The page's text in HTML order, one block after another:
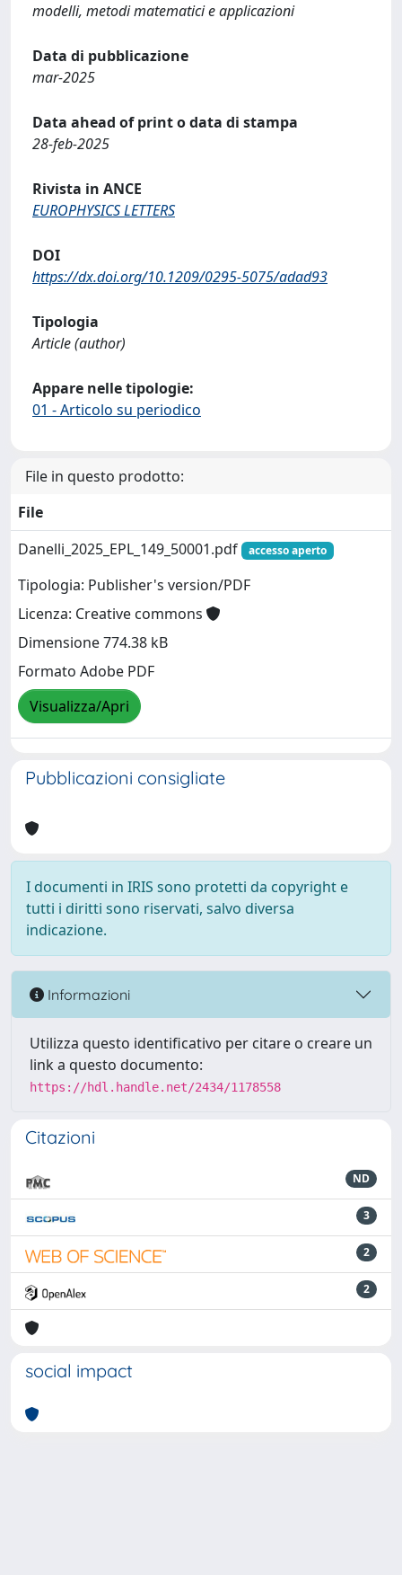
modelli, metodi matematici e applicazioni
Data di pubblicazione
mar-2025
Data ahead of print o data di stampa
28-feb-2025
Rivista in ANCE
EUROPHYSICS LETTERS
DOI
https://dx.doi.org/10.1209/0295-5075/adad93
Tipologia
Article (author)
Appare nelle tipologie:
01 - Articolo su periodico
File in questo prodotto:
File
Danelli_2025_EPL_149_50001.pdf
accesso aperto
Tipologia: Publisher's version/PDF
Licenza: Creative commons
Dimensione 774.38 kB
Formato Adobe PDF
Visualizza/Apri
Pubblicazioni consigliate
I documenti in IRIS sono protetti da copyright e
tutti i diritti sono riservati, salvo diversa
indicazione.
Informazioni
Utilizza questo identificativo per citare o creare un
link a questo documento:
https://hdl.handle.net/2434/1178558
Citazioni
ND
3
2
2
social impact